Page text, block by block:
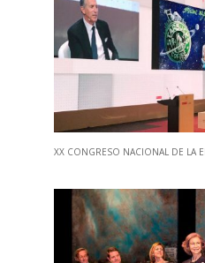
XX CONGRESO NACIONAL DE LA